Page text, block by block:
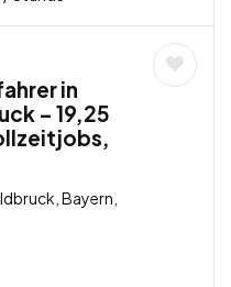
in
– 19,25
Bayern,